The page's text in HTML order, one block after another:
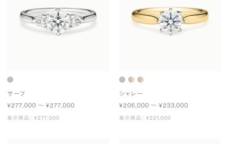
サーフ
¥277,000 〜 ¥277,000
表示商品： ¥277,000
シャレー
¥206,000 〜 ¥233,000
表示商品： ¥221,000